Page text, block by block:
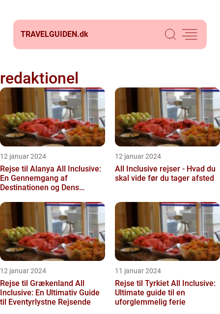
TRAVELGUIDEN.dk
redaktionel
12 januar 2024
Rejse til Alanya All Inclusive:
En Gennemgang af
Destinationen og Dens
12 januar 2024
All Inclusive rejser - Hvad du
skal vide før du tager afsted
12 januar 2024
Rejse til Grækenland All
Inclusive: En Ultimativ Guide
til Eventyrlystne Rejsende
11 januar 2024
Rejse til Tyrkiet All Inclusive:
Ultimate guide til en
uforglemmelig ferie